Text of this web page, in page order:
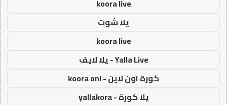
koora live
يلا شوت
koora live
Yalla Live - يلا لايف
كورة اون لاين - koora onl
يلا كورة - yallakora